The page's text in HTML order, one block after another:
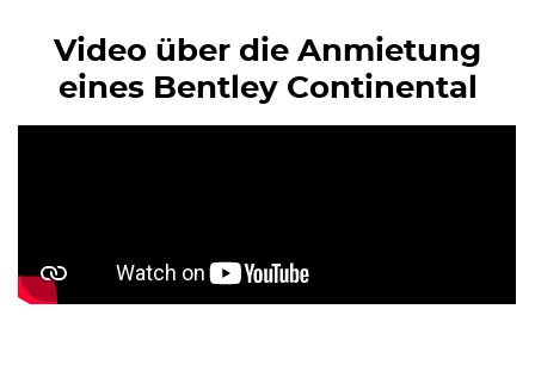
Video über die Anmietung
eines Bentley Continental